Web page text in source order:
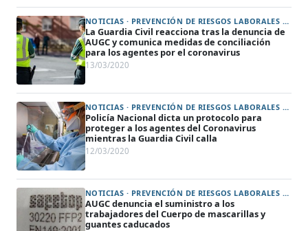
NOTICIAS · PREVENCIÓN DE RIESGOS LABORALES Y PROTECCIÓN DE LA SALUD (ART. 31)
La Guardia Civil reacciona tras la denuncia de
AUGC y comunica medidas de conciliación
para los agentes por el coronavirus
13/03/2020
NOTICIAS · PREVENCIÓN DE RIESGOS LABORALES Y PROTECCIÓN DE LA SALUD (ART. 31)
Policía Nacional dicta un protocolo para
proteger a los agentes del Coronavirus
mientras la Guardia Civil calla
12/03/2020
NOTICIAS · PREVENCIÓN DE RIESGOS LABORALES Y PROTECCIÓN DE LA SALUD (ART. 31)
AUGC denuncia el suministro a los
trabajadores del Cuerpo de mascarillas y
guantes caducados